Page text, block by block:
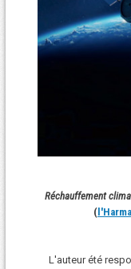
Réchauffement
(
L'auteur été